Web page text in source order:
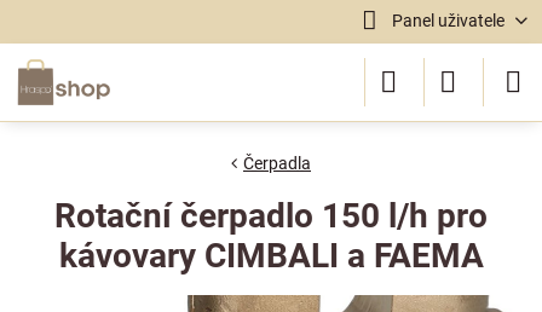
Panel uživatele
Čerpadla
Rotační čerpadlo 150 l/h pro
kávovary CIMBALI a FAEMA